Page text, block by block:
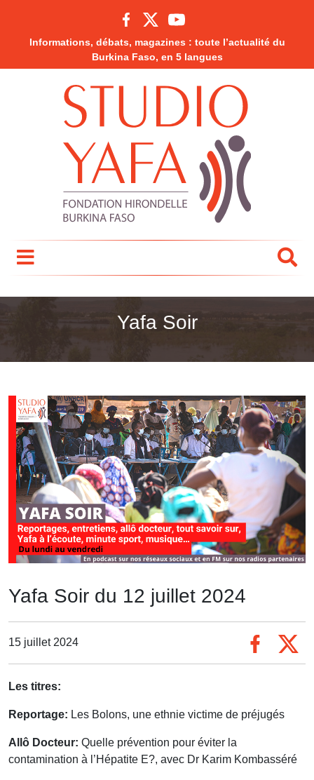
Informations, débats, magazines : toute l’actualité du
Burkina Faso, en 5 langues
Yafa Soir
Yafa Soir du 12 juillet 2024
15 juillet 2024
Les titres:
Reportage: Les Bolons, une ethnie victime de préjugés
Allô Docteur: Quelle prévention pour éviter la
contamination à l’Hépatite E?, avec Dr Karim Kombasséré